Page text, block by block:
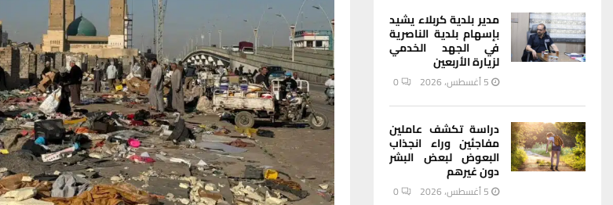
مدير بلدية كربلاء يشيد
بإسهام بلدية الناصرية
في الجهد الخدمي
لزيارة الأربعين
5 أغسطس، 2026 0
دراسة تكشف عاملين
مفاجئين وراء انجذاب
البعوض لبعض البشر
دون غيرهم
5 أغسطس، 2026 0